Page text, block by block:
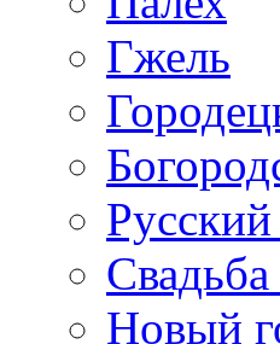
Гжель
Новый